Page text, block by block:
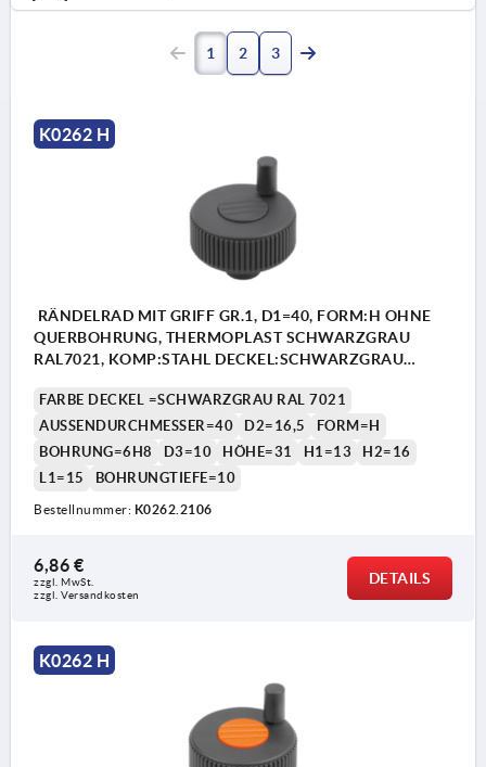
1 2 3
K0262 H
RÄNDELRAD MIT GRIFF GR.1, D1=40, FORM:H OHNE
QUERBOHRUNG, THERMOPLAST SCHWARZGRAU
RAL7021, KOMP:STAHL DECKEL:SCHWARZGRAU
FARBE DECKEL =SCHWARZGRAU RAL 7021
AUSSENDURCHMESSER=40
D2=16,5
FORM=H
BOHRUNG=6H8
D3=10 HÖHE=31 H1=13
H2=16
L1=15
BOHRUNGTIEFE=10
Bestellnummer: K0262.2106
6,86 €
zzgl. MwSt.
zzgl. Versandkosten
DETAILS
K0262 H